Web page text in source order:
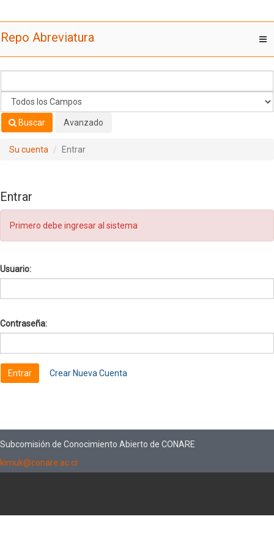
Repo Abreviatura
Buscar Avanzado
Su cuenta Entrar
Entrar
Primero debe ingresar al sistema
Usuario:
Contraseña:
Crear Nueva Cuenta
Subcomisión de Conocimiento Abierto de CONARE
kimuk@conare.ac.cr